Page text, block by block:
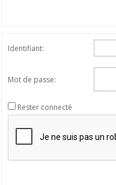
Identifiant:
Mot de passe:
Rester connecté